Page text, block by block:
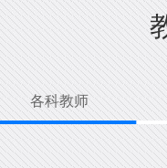
各科教师